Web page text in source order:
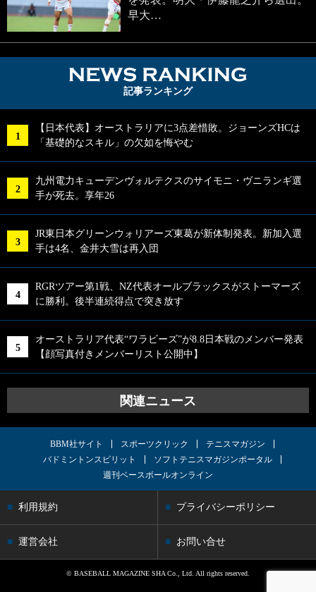
早大…
記事ランキング
【日本代表】オーストラリアに3点差惜敗。ジョーンズHCは
「基礎的なスキル」の欠如を悔やむ
九州電力キューデンヴォルテクスのサイモニ・ヴニランギ選
手が死去。享年26
JR東日本グリーンウォリアーズ東葛が新体制発表。新加入選
手は4名、金井大雪は再入団
RGRツアー第1戦、NZ代表オールブラックスがストーマーズ
に勝利。後半連続得点で突き放す
オーストラリア代表“ワラビーズ”が8.8日本戦のメンバー発表
【顔写真付きメンバーリスト公開中】
関連ニュース
BBM社サイト スポーツクリック
テニスマガジン
バドミントンスピリット
ソフトテニスマガジンポータル
週刊ベースボールオンライン
利用規約 プライバシーポリシー
運営会社 お問い合せ
© BASEBALL MAGAZINE SHA Co., Ltd. All rights reserved.